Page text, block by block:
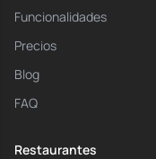
Funcionalidades
Precios
Blog
FAQ
Restaurantes